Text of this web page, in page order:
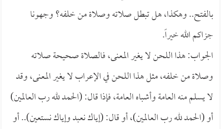
بالفتح.. وهكذا، هل تبطل صلاته وصلاة من خلفه؟ وجهونا
جزاكم الله خيراً.
الجواب: هذا اللحن لا يغير المعنى، فالصلاة صحيحة صلاته
وصلاة من خلفه، مثل هذا اللحن في الإعراب لا يغير المعنى، وقد
لا يسلم منه العامة وأشباه العامة، فإذا قال: (الحمد لله رب العالمين)
أو (الحمد لله رب العالمين)، أو قال: (إياك نعبد وإياك نستعين).. أو